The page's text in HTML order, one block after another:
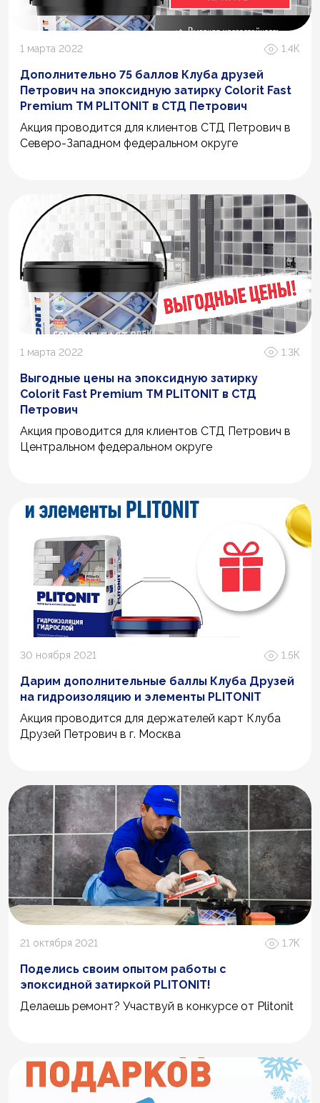
1 марта 2022 1.4К
Дополнительно 75 баллов Клуба друзей
Петрович на эпоксидную затирку Colorit Fast
Premium ТМ PLITONIT в СТД Петрович
Акция проводится для клиентов СТД Петрович в
Северо-Западном федеральном округе
1 марта 2022 1.3К
Выгодные цены на эпоксидную затирку
Colorit Fast Premium ТМ PLITONIT в СТД
Петрович
Акция проводится для клиентов СТД Петрович в
Центральном федеральном округе
30 ноября 2021 1.5К
Дарим дополнительные баллы Клуба Друзей
на гидроизоляцию и элементы PLITONIT
Акция проводится для держателей карт Клуба
Друзей Петрович в г. Москва
21 октября 2021 1.7К
Поделись своим опытом работы с
эпоксидной затиркой PLITONIT!
Делаешь ремонт? Участвуй в конкурсе от Plitonit